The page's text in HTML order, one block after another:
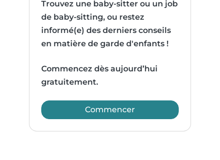
Trouvez une baby-sitter ou un job
de baby-sitting, ou restez
informé(e) des derniers conseils
en matière de garde d'enfants !
Commencez dès aujourd’hui
gratuitement.
Commencer